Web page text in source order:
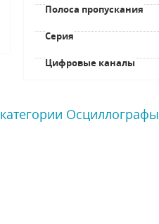
Полоса пропускания
Серия
Цифровые каналы
Осциллографы